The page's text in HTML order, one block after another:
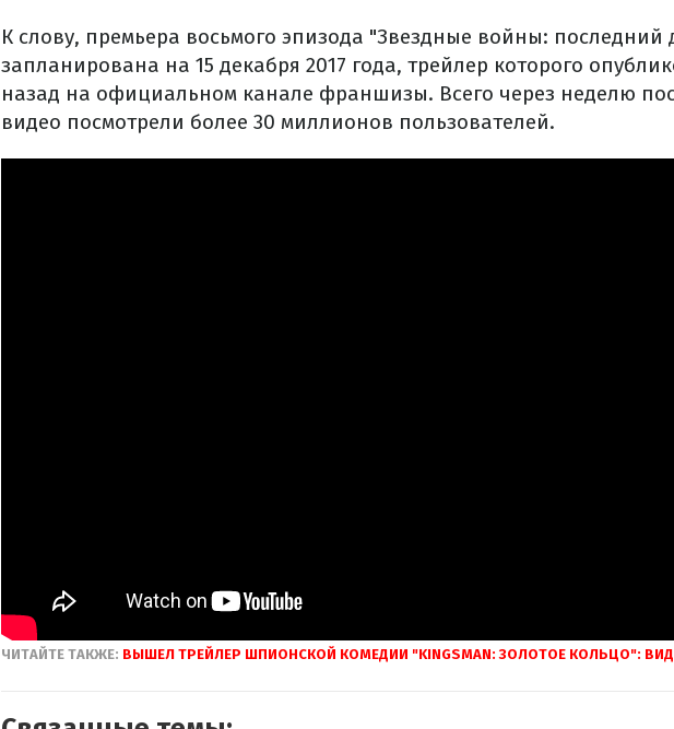
К слову, премьера восьмого эпизода "Звездные войны: последний
запланирована на 15 декабря 2017 года, трейлер которого
назад на официальном канале франшизы. Всего через неделю
видео посмотрели более 30 миллионов пользователей.
ЧИТАЙТЕ ТАКЖЕ: ВЫШЕЛ ТРЕЙЛЕР ШПИОНСКОЙ КОМЕДИИ "KINGSMAN: ЗОЛОТОЕ КОЛЬЦО":